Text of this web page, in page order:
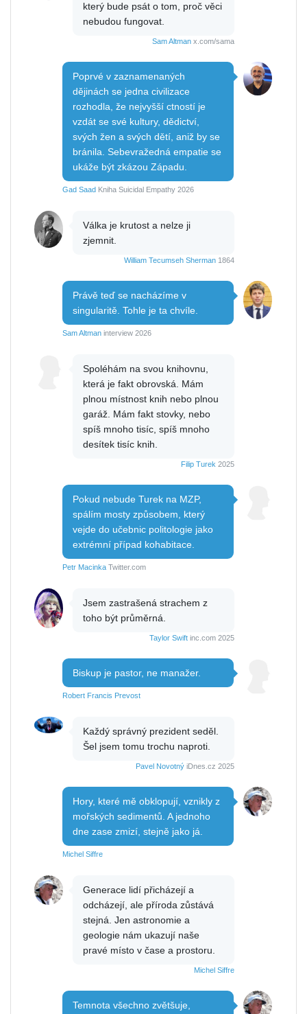
který bude psát o tom, proč věci
nebudou fungovat.
Sam Altman x.com/sama
Poprvé v zaznamenaných
dějinách se jedna civilizace
rozhodla, že nejvyšší ctností je
vzdát se své kultury, dědictví,
svých žen a svých dětí, aniž by se
bránila. Sebevražedná empatie se
ukáže být zkázou Západu.
Gad Saad Kniha Suicidal Empathy 2026
Válka je krutost a nelze ji
zjemnit.
William Tecumseh Sherman 1864
Právě teď se nacházíme v
singularitě. Tohle je ta chvíle.
Sam Altman interview 2026
Spoléhám na svou knihovnu,
která je fakt obrovská. Mám
plnou místnost knih nebo plnou
garáž. Mám fakt stovky, nebo
spíš mnoho tisíc, spíš mnoho
desítek tisíc knih.
Filip Turek 2025
Pokud nebude Turek na MZP,
spálím mosty způsobem, který
vejde do učebnic politologie jako
extrémní případ kohabitace.
Petr Macinka Twitter.com
Jsem zastrašená strachem z
toho být průměrná.
Taylor Swift inc.com 2025
Biskup je pastor, ne manažer.
Robert Francis Prevost
Každý správný prezident seděl.
Šel jsem tomu trochu naproti.
Pavel Novotný iDnes.cz 2025
Hory, které mě obklopují, vznikly z
mořských sedimentů. A jednoho
dne zase zmizí, stejně jako já.
Michel Siffre
Generace lidí přicházejí a
odcházejí, ale příroda zůstává
stejná. Jen astronomie a
geologie nám ukazují naše
pravé místo v čase a prostoru.
Michel Siffre
Temnota všechno zvětšuje,